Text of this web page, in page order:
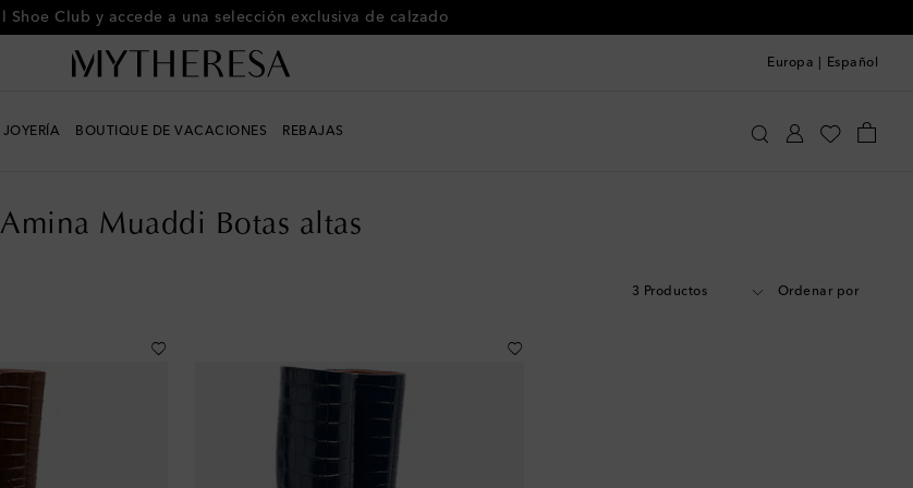
El paraíso a tus pies: únete al Shoe Club
Europa Español
JOYERÍA BOUTIQUE DE VACACIONES REBAJAS
Amina Muaddi Botas altas
3 Productos Ordenar por